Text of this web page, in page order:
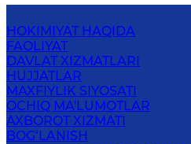
HOKIMIYAT HAQIDA
FAOLIYAT
DAVLAT XIZMATLARI
HUJJATLAR
MAXFIYLIK SIYOSATI
OCHIQ MA'LUMOTLAR
AXBOROT XIZMATI
BOG‘LANISH